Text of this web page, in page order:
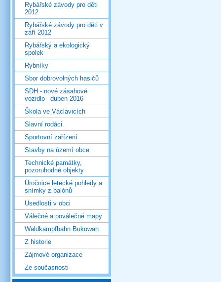
Rybářské závody pro děti
2012
Rybářské závody pro děti v
září 2012
Rybářský a ekologický
spolek
Rybníky
Sbor dobrovolných hasičů
SDH - nové zásahové
vozidlo_ duben 2016
Škola ve Václavicích
Slavní rodáci.
Sportovní zařízení
Stavby na území obce
Technické památky,
pozoruhodné objekty
Úročnice letecké pohledy a
snímky z balónů
Usedlosti v obci
Válečné a poválečné mapy
Waldkampfbahn Bukowan
Z historie
Zájmové organizace
Ze současnosti